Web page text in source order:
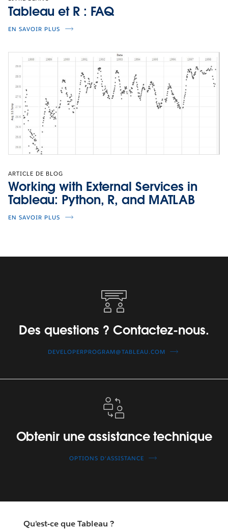
Tableau et R : FAQ
EN SAVOIR PLUS
ARTICLE DE BLOG
Working with External Services in
Tableau: Python, R, and MATLAB
EN SAVOIR PLUS
nous.
Des questions ? Contactez-nous.
DEVELOPERPROGRAM@TABLEAU.COM
technique
Obtenir une assistance technique
OPTIONS D'ASSISTANCE
Qu'est-ce que Tableau ?